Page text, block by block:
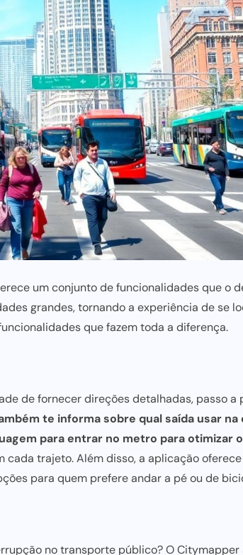
um conjunto de funcionalidades que o
grandes, tornando a experiência de se
que fazem toda a diferença.
de fornecer direções detalhadas, passo a
te informa sobre qual saída usar na
para entrar no metro paraotimizar
cada trajeto. Além disso, a aplicação oferece
para quem prefere andar a pé ou de
no transporte público? O Citymapper